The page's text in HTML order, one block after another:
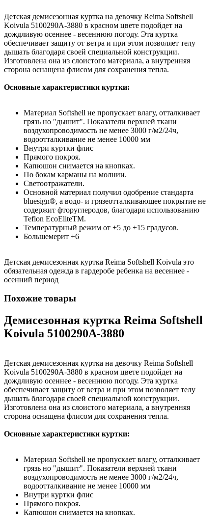
Детская демисезонная куртка на девочку Reima Softshell
Koivula 5100290A-3880 в красном цвете подойдет на
дождливую осеннее - весеннюю погоду. Эта куртка
обеспечивает защиту от ветра и при этом позволяет телу
дышать благодаря своей специальной конструкции.
Изготовлена она из слоистого материала, а внутренняя
сторона оснащена флисом для сохранения тепла.
Основные характеристики куртки:
Материал Softshell не пропускает влагу, отталкивает
грязь но "дышит". Показатели верхней ткани
воздухопроводимость не менее 3000 г/м2/24ч,
водоотталкивание не менее 10000 мм
Внутри куртки флис
Прямого покроя.
Капюшон снимается на кнопках.
По бокам карманы на молнии.
Светоотражатели.
Основной материал получил одобрение стандарта
bluesign®, а водо- и грязеотталкивающее покрытие не
содержит фторуглеродов, благодаря использованию
Teflon EcoEliteTM.
Температурный режим от +5 до +15 градусов.
Большемерит +6
Детская демисезонная куртка Reima Softshell Koivula это
обязательная одежда в гардеробе ребенка на весеннее -
осенний период
Похожие товары
Демисезонная куртка Reima Softshell
Koivula 5100290A-3880
Детская демисезонная куртка на девочку Reima Softshell
Koivula 5100290A-3880 в красном цвете подойдет на
дождливую осеннее - весеннюю погоду. Эта куртка
обеспечивает защиту от ветра и при этом позволяет телу
дышать благодаря своей специальной конструкции.
Изготовлена она из слоистого материала, а внутренняя
сторона оснащена флисом для сохранения тепла.
Основные характеристики куртки:
Материал Softshell не пропускает влагу, отталкивает
грязь но "дышит". Показатели верхней ткани
воздухопроводимость не менее 3000 г/м2/24ч,
водоотталкивание не менее 10000 мм
Внутри куртки флис
Прямого покроя.
Капюшон снимается на кнопках.